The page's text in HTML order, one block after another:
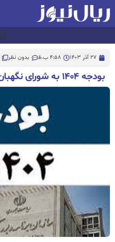
27 آذر 1403 4:58 ب.ظ بدون نظر
بودجه ۱۴۰۴ به شورای نگهبان ارسال شد